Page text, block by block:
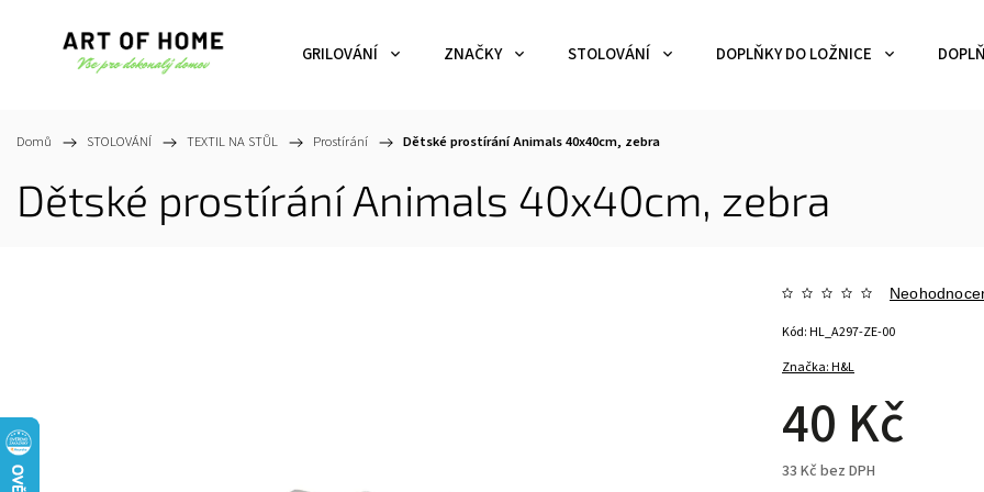
GRILOVÁNÍ ZNAČKY STOLOVÁNÍ DOPLŇKY DO LOŽNICE
Domů / STOLOVÁNÍ / TEXTIL NA STŮL / Prostírání / Dětské prostírání Animals 40x40cm, zebra
Dětské prostírání Animals 40x40cm, zebra
Značka:H&L
40 Kč
33 Kč bez DPH
Kód:HL_A297-ZE-00